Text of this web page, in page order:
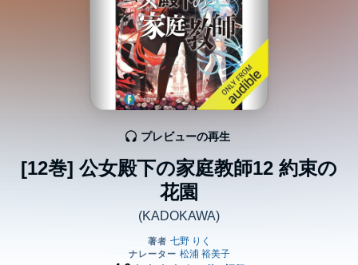
[12巻] 公女殿下の家庭教師12 約束の
花園
(KADOKAWA)
プレビューの再生